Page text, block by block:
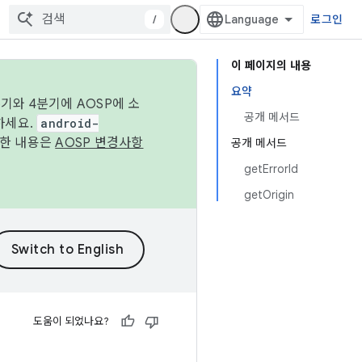
/ 로그인
이 페이지의 내용
요약
공개 메서드
공개 메서드
getErrorId
getOrigin
와 4분기에 AOSP에 소
세요. android-
내용은AOSP 변경사항
도움이 되었나요?